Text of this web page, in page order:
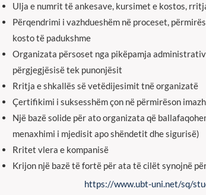
Ulja e numrit të ankesave, kursimet e kostos,
Përqendrimi i vazhdueshëm në proceset,
kosto të padukshme
Organizata përsoset nga pikëpamja
përgjegjësisë tek punonjësit
Rritja e shkallës së vetëdijesimit tnë organizatë
Çertifikimi i suksesshëm çon në përmirëson
Një bazë solide për ato organizata që
menaxhimi i mjedisit apo shëndetit dhe sigurisë)
Rritet vlera e kompanisë
Krijon një bazë të fortë për ata të cilët synojnë
https://www.ubt-uni.net/sq/